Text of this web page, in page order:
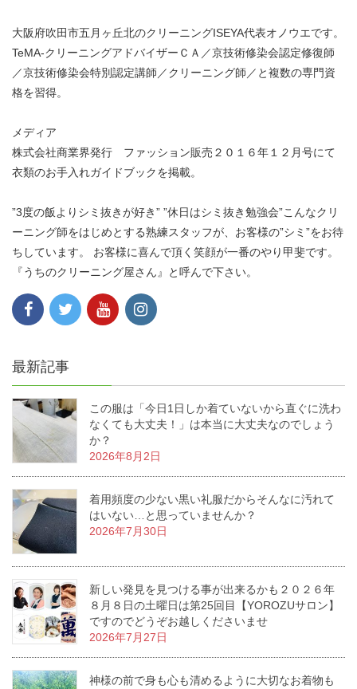
大阪府吹田市五月ヶ丘北のクリーニングISEYA代表オノウエです。
TeMA-クリーニングアドバイザーＣＡ／京技術修染会認定修復師
／京技術修染会特別認定講師／クリーニング師／と複数の専門資
格を習得。
メディア
株式会社商業界発行 ファッション販売２０１６年１２月号にて
衣類のお手入れガイドブックを掲載。
”3度の飯よりシミ抜きが好き” ”休日はシミ抜き勉強会”こんなクリ
ーニング師をはじめとする熟練スタッフが、お客様の”シミ”をお待
ちしています。 お客様に喜んで頂く笑顔が一番のやり甲斐です。
『うちのクリーニング屋さん』と呼んで下さい。
最新記事
この服は「今日1日しか着ていないから直ぐに洗わ
なくても大丈夫！」は本当に大丈夫なのでしょう
か？
2026年8月2日
着用頻度の少ない黒い礼服だからそんなに汚れて
はいない…と思っていませんか？
2026年7月30日
新しい発見を見つける事が出来るかも２０２６年
８月８日の土曜日は第25回目【YOROZUサロン】
ですのでどうぞお越しくださいませ
2026年7月27日
神様の前で身も心も清めるように大切なお着物も